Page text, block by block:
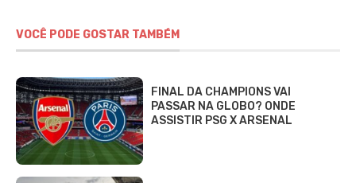
VOCÊ PODE GOSTAR TAMBÉM
FINAL DA CHAMPIONS VAI
PASSAR NA GLOBO? ONDE
ASSISTIR PSG X ARSENAL